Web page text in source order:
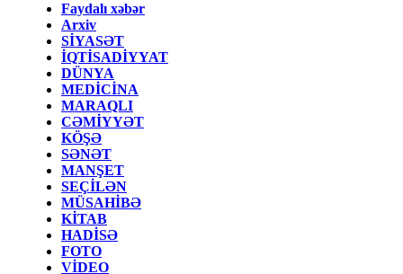
Faydalı xəbər
Arxiv
SİYASƏT
İQTİSADİYYAT
DÜNYA
MEDİCİNA
MARAQLI
CƏMİYYƏT
KÖŞƏ
SƏNƏT
MANŞET
SEÇİLƏN
MÜSAHİBƏ
KİTAB
HADİSƏ
FOTO
VİDEO